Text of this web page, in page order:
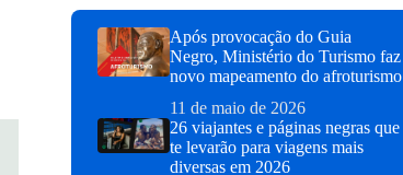
Após provocação do Guia
Negro, Ministério do Turismo faz
novo mapeamento do afroturismo
11 de maio de 2026
26 viajantes e páginas negras que
te levarão para viagens mais
diversas em 2026